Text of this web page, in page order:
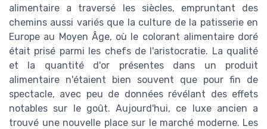
alimentaire a traversé les siècles, empruntant des
chemins aussi variés que la culture de la patisserie en
Europe au Moyen Âge, où le colorant alimentaire doré
était prisé parmi les chefs de l'aristocratie. La qualité
et la quantité d'or présentes dans un produit
alimentaire n'étaient bien souvent que pour fin de
spectacle, avec peu de données révélant des effets
notables sur le goût. Aujourd'hui, ce luxe ancien a
trouvé une nouvelle place sur le marché moderne. Les